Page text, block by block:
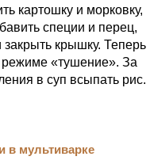
картошку и морковку,
специи и перец,
закрыть крышку. Теперь
режиме «тушение». За
в суп всыпать рис.